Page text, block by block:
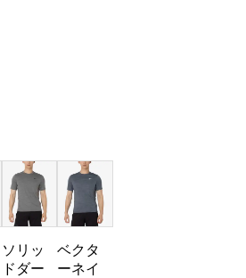
ソリッ
ドダー
ベクタ
ーネイ